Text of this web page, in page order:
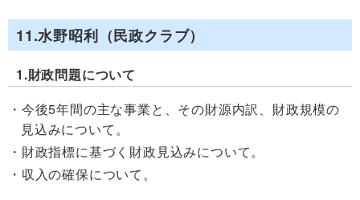
11.水野昭利（民政クラブ）
1.財政問題について
今後5年間の主な事業と、その財源内訳、財政規模の
見込みについて。
財政指標に基づく財政見込みについて。
収入の確保について。